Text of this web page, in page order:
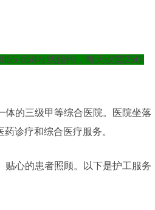
658在线预约，每天仅需250-
的三级甲等综合医院。医院坐落
诊疗和综合医疗服务。
心的患者照顾。以下是护工服务